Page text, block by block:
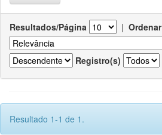
Resultados/Página |
Registro(s)
Resultado 1-1 de 1.